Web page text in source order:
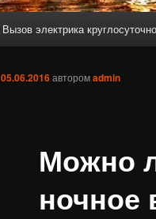
Вызов электрика круглосуточно
Можно
ночное
05.06.2016авторомadmin